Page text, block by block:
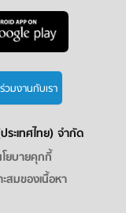
ร่วมงานกับเรา
ะเทศไทย) จำกัด
ยบายคุกกี้
สมของเนื้อหา